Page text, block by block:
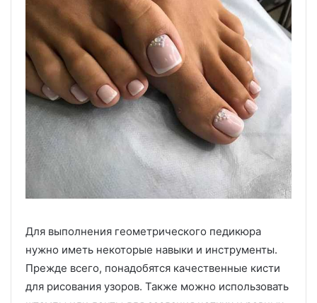
Для выполнения геометрического педикюра
нужно иметь некоторые навыки и инструменты.
Прежде всего, понадобятся качественные кисти
для рисования узоров. Также можно использовать